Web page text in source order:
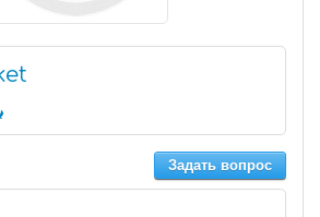
Задать вопрос